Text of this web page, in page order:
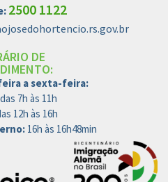
2500 1122
DE
a sexta-feira:
7h às 11h
12h às 16h
16h às 16h48min